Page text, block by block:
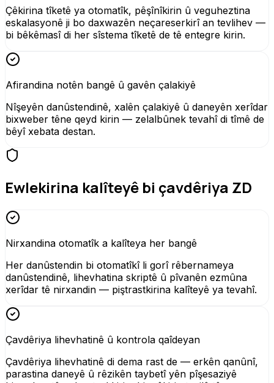
Çêkirina tîketê ya otomatîk, pêşînîkirin û veguheztina
eskalasyonê ji bo daxwazên neçareserkirî an tevlihev —
bi bêkêmasî di her sîstema tîketê de tê entegre kirin.
Afirandina notên bangê û gavên çalakiyê
Nîşeyên danûstendinê, xalên çalakiyê û daneyên xerîdar
bixweber têne qeyd kirin — zelalbûnek tevahî di tîmê de
bêyî xebata destan.
Ewlekirina kalîteyê bi çavdêriya ZD
Nirxandina otomatîk a kalîteya her bangê
Her danûstendin bi otomatîkî li gorî rêbernameya
danûstendinê, lihevhatina skriptê û pîvanên ezmûna
xerîdar tê nirxandin — piştrastkirina kalîteyê ya tevahî.
Çavdêriya lihevhatinê û kontrola qaîdeyan
Çavdêriya lihevhatinê di dema rast de — erkên qanûnî,
parastina daneyê û rêzikên taybetî yên pîşesaziyê